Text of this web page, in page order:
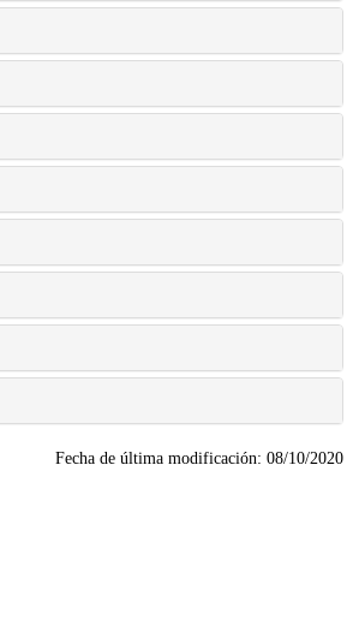
Fecha de última modificación: 08/10/2020